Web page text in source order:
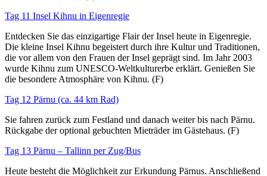
Tag 11 Insel Kihnu in Eigenregie
Entdecken Sie das einzigartige Flair der Insel heute in Eigenregie.
Die kleine Insel Kihnu begeistert durch ihre Kultur und Traditionen,
die vor allem von den Frauen der Insel geprägt sind. Im Jahr 2003
wurde Kihnu zum UNESCO-Weltkulturerbe erklärt. Genießen Sie
die besondere Atmosphäre von Kihnu. (F)
Tag 12 Pärnu (ca. 44 km Rad)
Sie fahren zurück zum Festland und danach weiter bis nach Pärnu.
Rückgabe der optional gebuchten Mieträder im Gästehaus. (F)
Tag 13 Pärnu – Tallinn per Zug/Bus
Heute besteht die Möglichkeit zur Erkundung Pärnus. Anschließend